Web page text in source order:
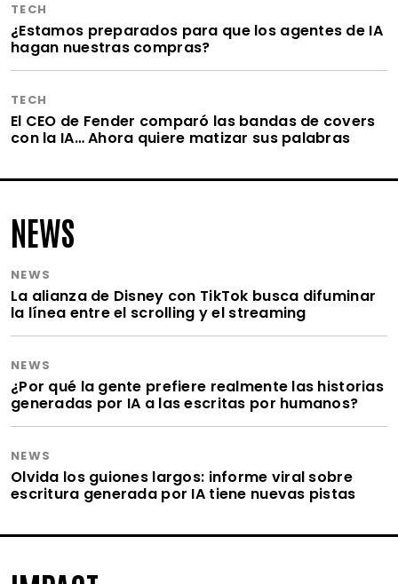
TECH
¿Estamos preparados para que los agentes de IA
hagan nuestras compras?
TECH
El CEO de Fender comparó las bandas de covers
con la IA… Ahora quiere matizar sus palabras
NEWS
NEWS
La alianza de Disney con TikTok busca difuminar
la línea entre el scrolling y el streaming
NEWS
¿Por qué la gente prefiere realmente las historias
generadas por IA a las escritas por humanos?
NEWS
Olvida los guiones largos: informe viral sobre
escritura generada por IA tiene nuevas pistas